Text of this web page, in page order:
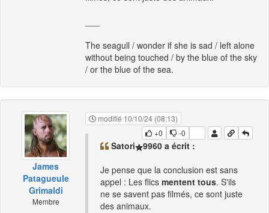
The seagull / wonder if she is sad / left alone
without being touched / by the blue of the sky
/ or the blue of the sea.
James
Patagueule
Grimaldi
Membre
modifié 10/10/24 (08:13)
+0
-0
Satori
9960 a écrit :
Je pense que la conclusion est sans
appel : Les flics mentent tous. S'ils
ne se savent pas filmés, ce sont juste
des animaux.